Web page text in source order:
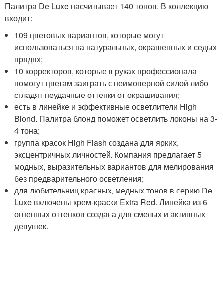
Палитра De Luxe насчитывает 140 тонов. В коллекцию
входит:
109 цветовых вариантов, которые могут
использоваться на натуральных, окрашенных и седых
прядях;
10 корректоров, которые в руках профессионала
помогут цветам заиграть с неимоверной силой либо
сгладят неудачные оттенки от окрашивания;
есть в линейке и эффективные осветлители High
Blond. Палитра блонд поможет осветлить локоны на 3-
4 тона;
группа красок High Flash создана для ярких,
эксцентричных личностей. Компания предлагает 5
модных, выразительных вариантов для мелирования
без предварительного осветления;
для любительниц красных, медных тонов в серию De
Luxe включены крем-краски Extra Red. Линейка из 6
огненных оттенков создана для смелых и активных
девушек.